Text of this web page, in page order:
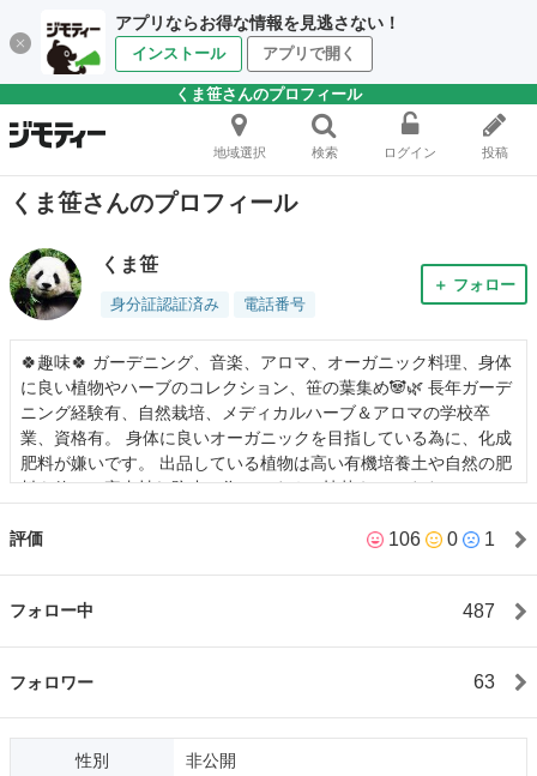
アプリならお得な情報を見逃さない！
インストール アプリで開く
くま笹さんのプロフィール
地域選択 検索 ログイン 投稿
くま笹さんのプロフィール
くま笹
身分証認証済み 電話番号
＋ フォロー
🍀趣味🍀 ガーデニング、音楽、アロマ、オーガニック料理、身体
に良い植物やハーブのコレクション、笹の葉集め🐼🌿 長年ガーデ
ニング経験有、自然栽培、メディカルハーブ＆アロマの学校卒
業、資格有。 身体に良いオーガニックを目指している為に、化成
肥料が嫌いです。 出品している植物は高い有機培養土や自然の肥
料を使い、害虫枯れ防止の為にこまめに植替えしてます。 ジモテ
負いの為、急に増えたりランダムです。 予定がコロコロ変わりま
す。 色んな勤務形態の方がいらっしゃり、予定が合わずに、なか
もできます。 山菜欲しいので、地方の山奥の方とも仲良くなりた
いので、郵送して頂きたいと思う時あります。 いつか山奥のポツ
ンと一軒家にヤギや豚や鶏たちと自然農で住みたいと思い、オー
ガニックな田舎の古民家の生活に憧れています。 日本は先進国の
評価 106 0 1
フォロー中 487
フォロワー 63
性別 非公開